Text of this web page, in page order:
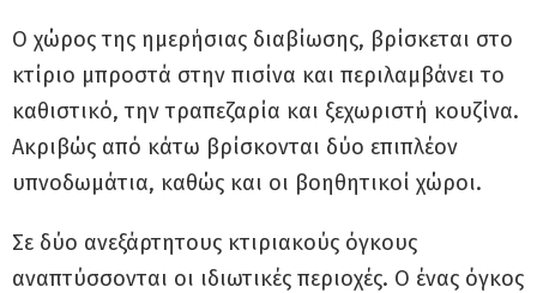
Ο χώρος της ημερήσιας διαβίωσης, βρίσκεται στο
κτίριο μπροστά στην πισίνα και περιλαμβάνει το
καθιστικό, την τραπεζαρία και ξεχωριστή κουζίνα.
Ακριβώς από κάτω βρίσκονται δύο επιπλέον
υπνοδωμάτια, καθώς και οι βοηθητικοί χώροι.
Σε δύο ανεξάρτητους κτιριακούς όγκους
αναπτύσσονται οι ιδιωτικές περιοχές. Ο ένας όγκος